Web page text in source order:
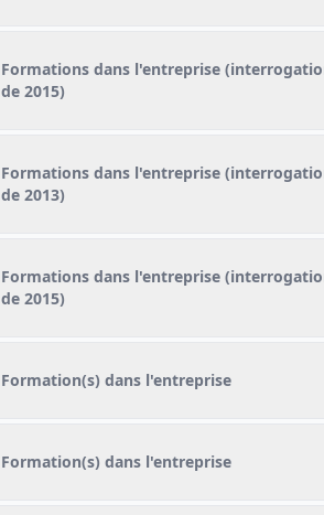
Formations dans l'entreprise
de 2015)
Formations dans l'entreprise
de 2013)
Formations dans l'entreprise
de 2015)
Formation(s) dans l'entreprise
Formation(s) dans l'entreprise